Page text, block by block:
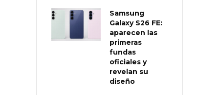
Samsung
Galaxy S26 FE:
aparecen las
primeras
fundas
oficiales y
revelan su
diseño